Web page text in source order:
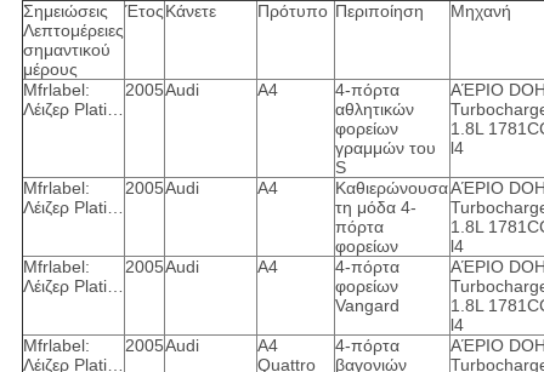
Σημειώσεις
Λεπτομέρειες
σημαντικού
μέρους
ΈτοςΚάνετε Πρότυπο Περιποίηση Μηχανή
Mfrlabel:
Λέιζερ Plati…
2005Audi A4
4-πόρτα
αθλητικών
φορείων
γραμμών του
S
ΑΈΡΙΟ
1.8L
l4
Mfrlabel:
Λέιζερ Plati…
2005Audi A4
Καθιερώνουσα
τη μόδα 4-
πόρτα
φορείων
ΑΈΡΙΟ
1.8L
l4
Mfrlabel:
Λέιζερ Plati…
2005Audi A4
4-πόρτα
φορείων
Vangard
ΑΈΡΙΟ
1.8L
l4
Mfrlabel:
Λέιζερ Plati…
2005Audi
A4
Quattro
4-πόρτα
βαγονιών
ΑΈΡΙΟ